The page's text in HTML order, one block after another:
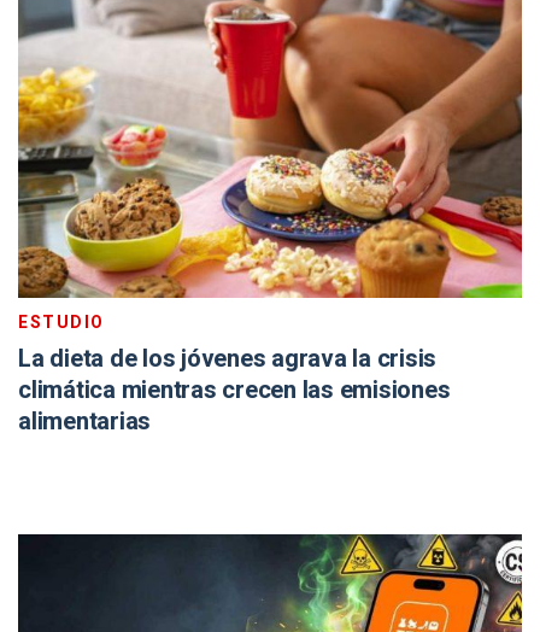
ESTUDIO
La dieta de los jóvenes agrava la crisis
climática mientras crecen las emisiones
alimentarias